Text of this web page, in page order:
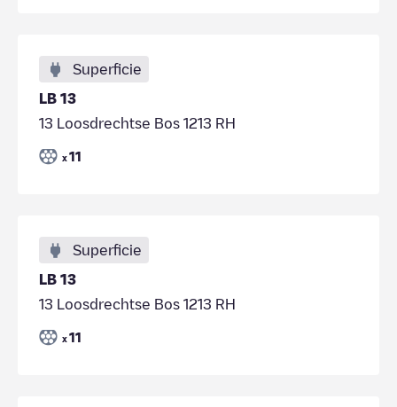
Superficie
LB 13
13 Loosdrechtse Bos 1213 RH
x 11
Superficie
LB 13
13 Loosdrechtse Bos 1213 RH
x 11